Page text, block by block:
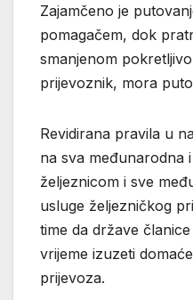
Zajamčeno je
pomagačem, dok
smanjenom
prijevoznik, mora
Revidirana pravila u
na sva međunarodna
željeznicom i sve
usluge željezničkog
time da države
vrijeme izuzeti
prijevoza.